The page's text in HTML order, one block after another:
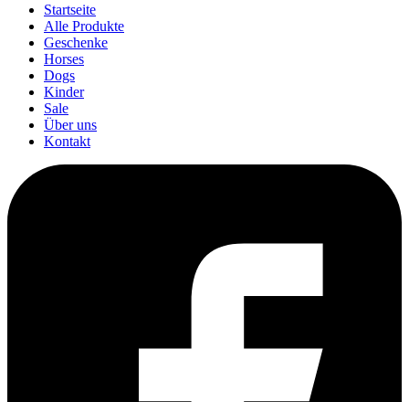
Startseite
Alle Produkte
Geschenke
Horses
Dogs
Kinder
Sale
Über uns
Kontakt